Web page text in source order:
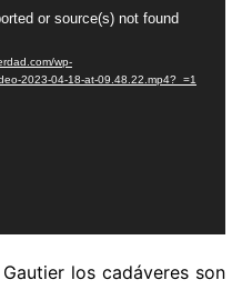
or source(s) not found
wp-
2023-04-18-at-09.48.22.mp4?_=1
los cadáveres son